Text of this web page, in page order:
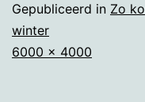
Gepubliceerd in Zo
winter
Volledige
6000 × 4000